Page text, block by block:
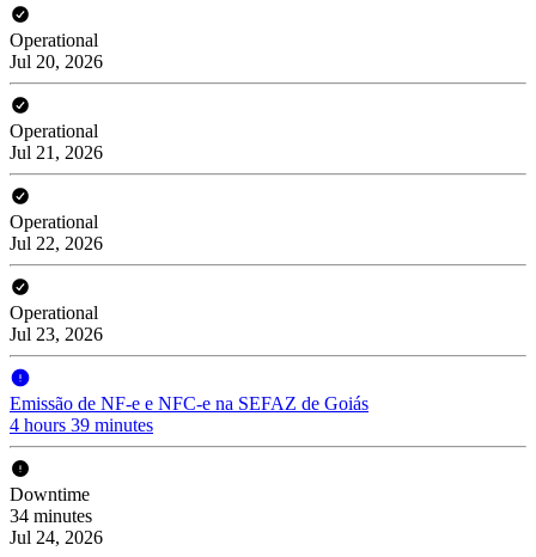
Operational
Jul 20, 2026
Operational
Jul 21, 2026
Operational
Jul 22, 2026
Operational
Jul 23, 2026
Emissão de NF-e e NFC-e na SEFAZ de Goiás
4 hours 39 minutes
Downtime
34 minutes
Jul 24, 2026